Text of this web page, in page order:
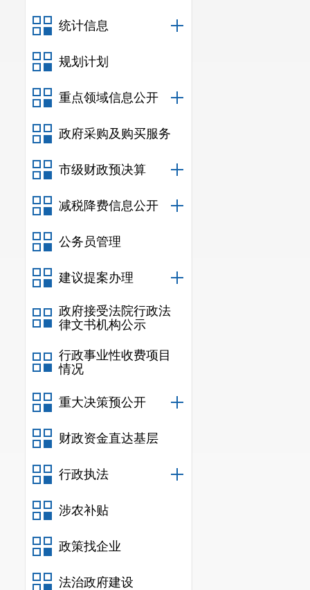
统计信息
规划计划
重点领域信息公开
政府采购及购买服务
市级财政预决算
减税降费信息公开
公务员管理
建议提案办理
政府接受法院行政法
律文书机构公示
行政事业性收费项目
情况
重大决策预公开
财政资金直达基层
行政执法
涉农补贴
政策找企业
法治政府建设